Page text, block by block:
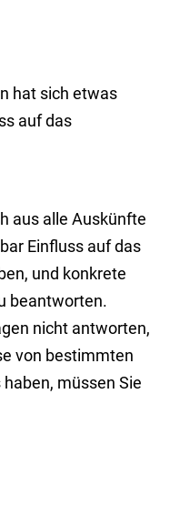
hat sich etwas
auf das
aus alle Auskünfte
Einfluss auf das
und konkrete
beantworten.
nicht antworten,
von bestimmten
müssen Sie